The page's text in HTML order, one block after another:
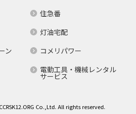
住急番
灯油宅配
ン
コメリパワー
電動工具・機械レンタル
サービス
Co.,Ltd. All rights reserved.